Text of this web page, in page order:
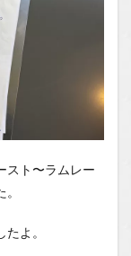
スト〜ラムレー
よ。